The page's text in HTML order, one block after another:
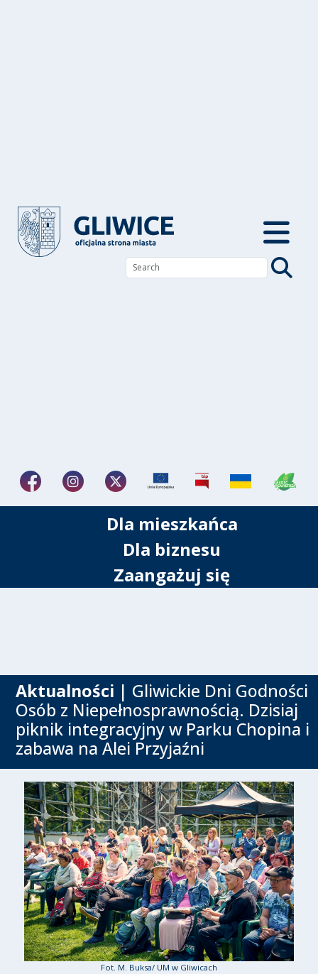
Dla mieszkańca
Dla biznesu
Zaangażuj się
Aktualności | Gliwickie Dni Godności
Osób z Niepełnosprawnością. Dzisiaj
piknik integracyjny w Parku Chopina i
zabawa na Alei Przyjaźni
Fot. M. Buksa/ UM w Gliwicach